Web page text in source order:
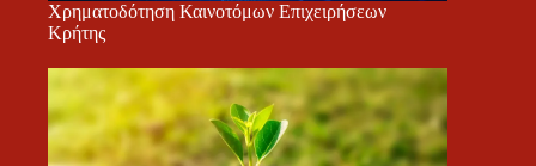
Χρηματοδότηση Καινοτόμων Επιχειρήσεων
Κρήτης